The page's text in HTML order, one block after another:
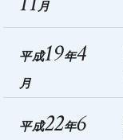
月
平成19年4
月
平成22年6